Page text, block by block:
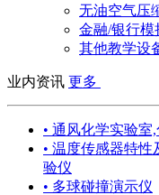
无油空气压
金融/银行模
其他教学设
业内资讯 更多
• 通风化学实验
• 温度传感器特
验仪
• 多球碰撞演示仪